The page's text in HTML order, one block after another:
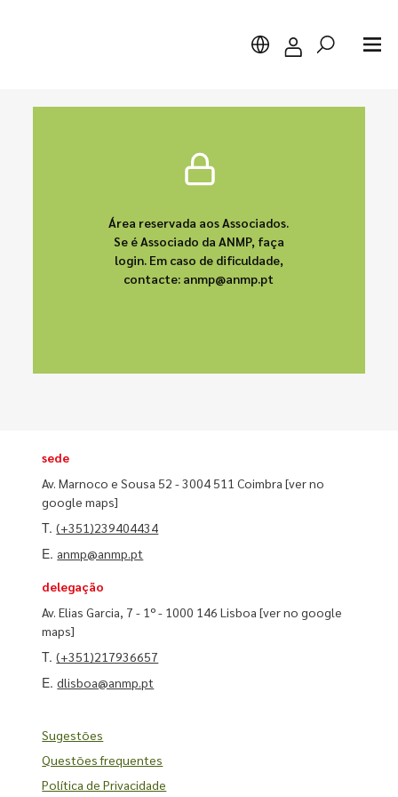
Área reservada aos Associados.
Se é Associado da ANMP, faça
login. Em caso de dificuldade,
contacte: anmp@anmp.pt
sede
Av. Marnoco e Sousa 52 - 3004 511 Coimbra[ver no
google maps]
T.(+351)239404434
E. anmp@anmp.pt
delegação
Av. Elias Garcia, 7 - 1º - 1000 146 Lisboa[ver no google
maps]
T.(+351)217936657
E.dlisboa@anmp.pt
Sugestões
Questões frequentes
Política de Privacidade